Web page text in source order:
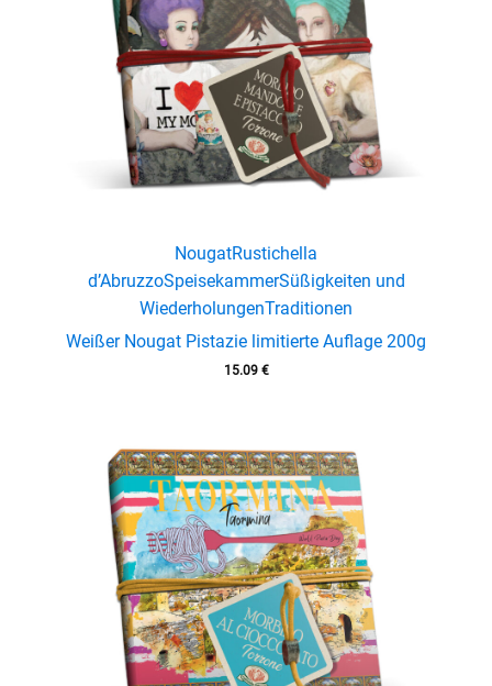
NougatRustichella
d’AbruzzoSpeisekammerSüßigkeiten und
WiederholungenTraditionen
Weißer Nougat Pistazie limitierte Auflage 200g
15.09 €